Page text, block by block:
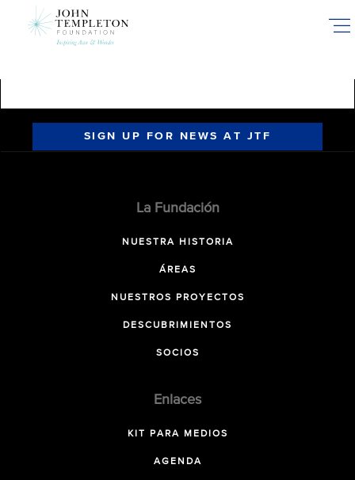
SIGN UP FOR NEWS AT JTF
La Fundación
NUESTRA HISTORIA
ÁREAS
NUESTROS PROYECTOS
DESCUBRIMIENTOS
SOCIOS
Enlaces
KIT PARA MEDIOS
AGENDA